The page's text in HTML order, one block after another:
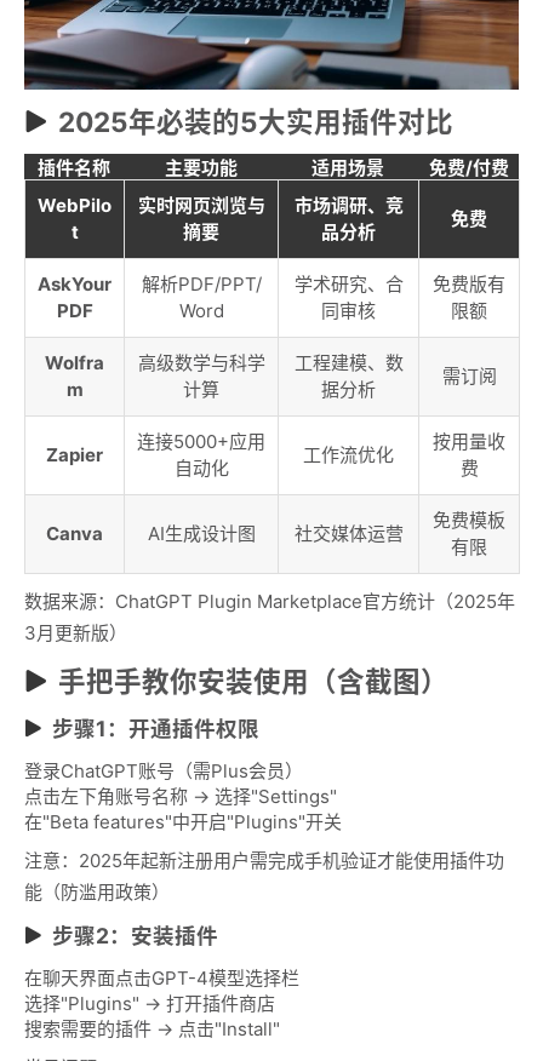
2025年必装的5大实用插件对比
插件名称 主要功能 适用场景
免费/付费
WebPilo
t
实时网页浏览与
摘要
市场调研、竞
品分析
免费
AskYour
PDF
解析PDF/PPT/
Word
学术研究、合
同审核
免费版有
限额
Wolfra
m
高级数学与科学
计算
工程建模、数
据分析
需订阅
Zapier
连接5000+应用
自动化
工作流优化
按用量收
费
Canva AI生成设计图 社交媒体运营
免费模板
有限
数据来源：ChatGPT Plugin Marketplace官方统计（2025年
3月更新版）
手把手教你安装使用（含截图）
步骤1：开通插件权限
登录ChatGPT账号（需Plus会员）
点击左下角账号名称 → 选择"Settings"
在"Beta features"中开启"Plugins"开关
注意：2025年起新注册用户需完成手机验证才能使用插件功
能（防滥用政策）
步骤2：安装插件
在聊天界面点击GPT-4模型选择栏
选择"Plugins" → 打开插件商店
搜索需要的插件 → 点击"Install"